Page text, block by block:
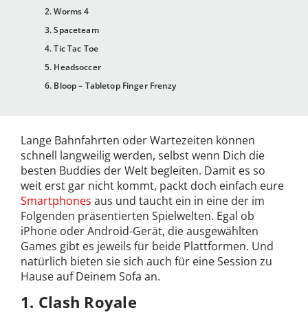
2. Worms 4
3. Spaceteam
4. Tic Tac Toe
5. Headsoccer
6. Bloop – Tabletop Finger Frenzy
Lange Bahnfahrten oder Wartezeiten können
schnell langweilig werden, selbst wenn Dich die
besten Buddies der Welt begleiten. Damit es so
weit erst gar nicht kommt, packt doch einfach eure
Smartphones aus und taucht ein in eine der im
Folgenden präsentierten Spielwelten. Egal ob
iPhone oder Android-Gerät, die ausgewählten
Games gibt es jeweils für beide Plattformen. Und
natürlich bieten sie sich auch für eine Session zu
Hause auf Deinem Sofa an.
1. Clash Royale